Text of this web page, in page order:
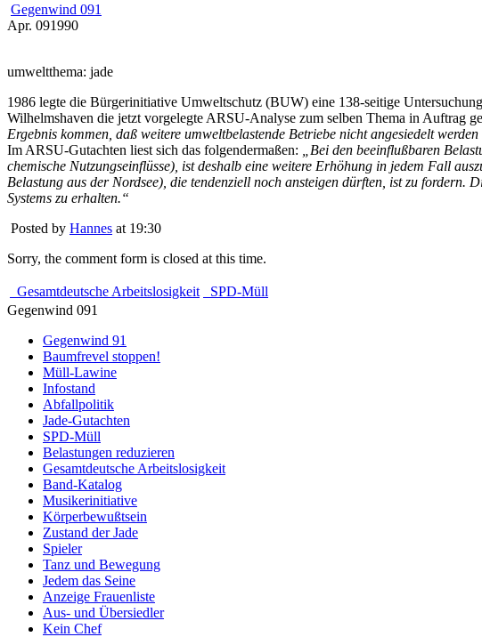
Gegenwind 091
Apr. 091990
umweltthema: jade
1986 legte die Bürgerinitiative Umweltschutz (BUW) eine 138-seitige
Wilhelmshaven die jetzt vorgelegte ARSU-Analyse zum selben Thema in Auftrag
Ergebnis kommen, daß weitere umweltbelastende Betriebe nicht angesiedelt
Im ARSU-Gutachten liest sich das folgendermaßen:
„Bei den beeinflußbaren
chemische Nutzungseinflüsse), ist deshalb eine weitere Erhöhung in jedem Fall
Belastung aus der Nordsee), die tendenziell noch ansteigen dürften, ist zu
Systems zu erhalten.“
Posted by Hannes at 19:30
Sorry, the comment form is closed at this time.
Gesamtdeutsche Arbeitslosigkeit
SPD-Müll
Gegenwind 091
Gegenwind 91
Baumfrevel stoppen!
Müll-Lawine
Infostand
Abfallpolitik
Jade-Gutachten
SPD-Müll
Belastungen reduzieren
Gesamtdeutsche Arbeitslosigkeit
Band-Katalog
Musikerinitiative
Körperbewußtsein
Zustand der Jade
Spieler
Tanz und Bewegung
Jedem das Seine
Anzeige Frauenliste
Aus- und Übersiedler
Kein Chef